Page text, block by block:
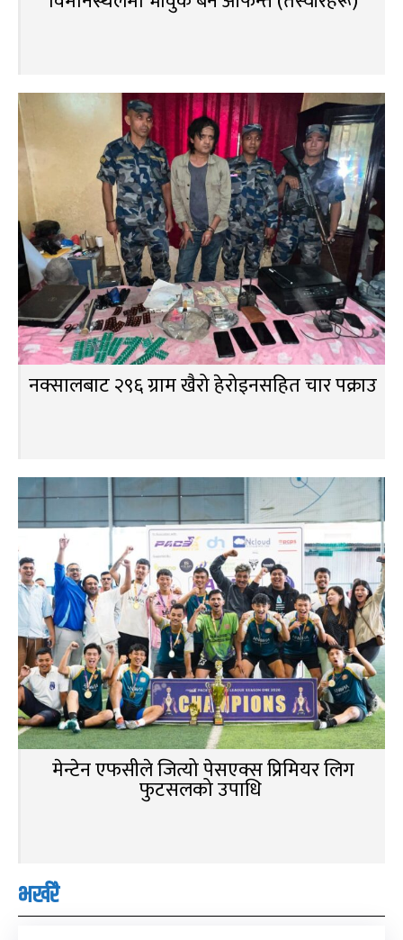
नक्सालबाट २९६ ग्राम खैरो हेरोइनसहित चार पक्राउ
मेन्टेन एफसीले जित्यो पेसएक्स प्रिमियर लिग
फुटसलको उपाधि
भर्खरै